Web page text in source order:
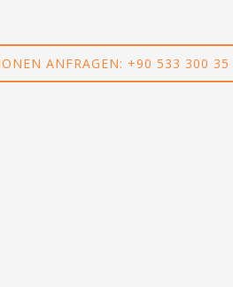
ANFRAGEN: +90 533 300